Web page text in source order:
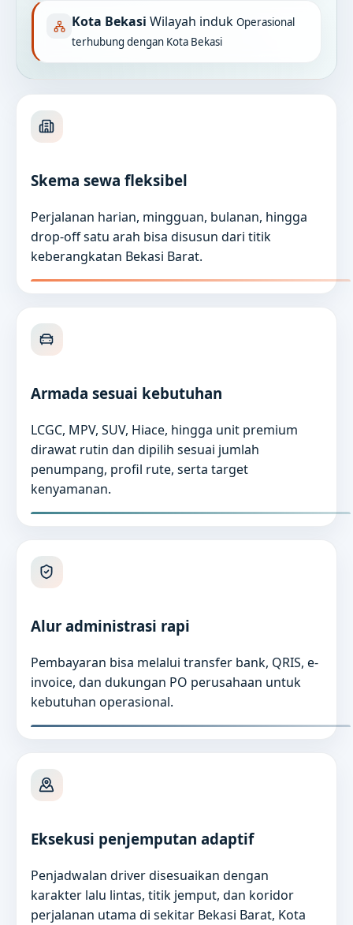
Kota Bekasi Wilayah induk Operasional
terhubung dengan Kota Bekasi
Skema sewa fleksibel
Perjalanan harian, mingguan, bulanan, hingga
drop-off satu arah bisa disusun dari titik
keberangkatan Bekasi Barat.
Armada sesuai kebutuhan
LCGC, MPV, SUV, Hiace, hingga unit premium
dirawat rutin dan dipilih sesuai jumlah
penumpang, profil rute, serta target
kenyamanan.
Alur administrasi rapi
Pembayaran bisa melalui transfer bank, QRIS, e-
invoice, dan dukungan PO perusahaan untuk
kebutuhan operasional.
Eksekusi penjemputan adaptif
Penjadwalan driver disesuaikan dengan
karakter lalu lintas, titik jemput, dan koridor
perjalanan utama di sekitar Bekasi Barat, Kota